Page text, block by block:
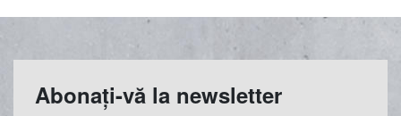
Abonați-vă la newsletter